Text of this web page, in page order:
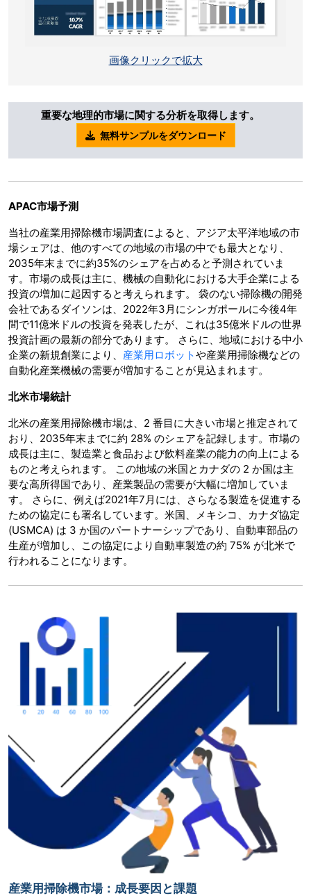
画像クリックで拡大
重要な地理的市場に関する分析を取得します。
無料サンプルをダウンロード
APAC市場予測
当社の産業用掃除機市場調査によると、アジア太平洋地域の市
場シェアは、他のすべての地域の市場の中でも最大となり、
2035年末までに約35%のシェアを占めると予測されていま
す。市場の成長は主に、機械の自動化における大手企業による
投資の増加に起因すると考えられます。 袋のない掃除機の開発
会社であるダイソンは、2022年3月にシンガポールに今後4年
間で11億米ドルの投資を発表したが、これは35億米ドルの世界
投資計画の最新の部分であります。 さらに、地域における中小
企業の新規創業により、 産業用ロボットや産業用掃除機などの
自動化産業機械の需要が増加することが見込まれます。
北米市場統計
北米の産業用掃除機市場は、2 番目に大きい市場と推定されて
おり、2035年末までに約 28% のシェアを記録します。市場の
成長は主に、製造業と食品および飲料産業の能力の向上による
ものと考えられます。 この地域の米国とカナダの 2 か国は主
要な高所得国であり、産業製品の需要が大幅に増加していま
す。 さらに、例えば2021年7月には、さらなる製造を促進する
ための協定にも署名しています。米国、メキシコ、カナダ協定
(USMCA) は 3 か国のパートナーシップであり、自動車部品の
生産が増加し、この協定により自動車製造の約 75% が北米で
行われることになります。
産業用掃除機市場：成長要因と課題